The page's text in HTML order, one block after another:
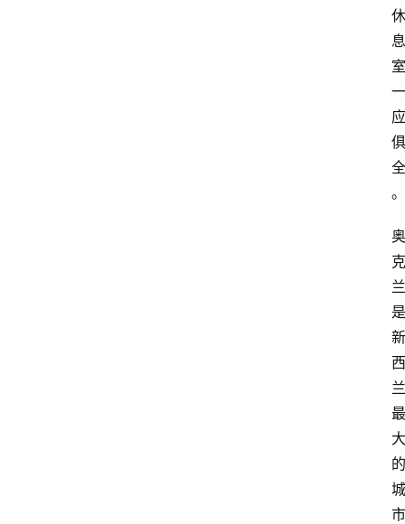
休
息
室
一
应
俱
全
。
奥
克
兰
是
新
西
兰
最
大
的
城
市